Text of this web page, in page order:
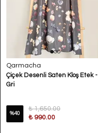
Qarmacha
Çiçek Desenli Saten Kloş Etek -
Gri
%40
₺ 1,650.00
₺ 990.00